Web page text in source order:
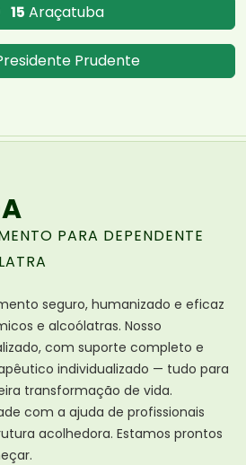
15 Araçatuba
Prudente
PARA DEPENDENTE
seguro, humanizado e eficaz
e alcoólatras. Nosso
com suporte completo e
individualizado — tudo para
transformação de vida.
com a ajuda de profissionais
acolhedora. Estamos prontos